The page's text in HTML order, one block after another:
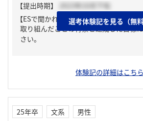
【提出時期】
2023年10月下旬
【ESで聞かれた質問】
取り組んだことの背景と達成した目標
さい。
体験記の詳細はこちら
選考体験記を見る（無料
25年卒 文系
男性